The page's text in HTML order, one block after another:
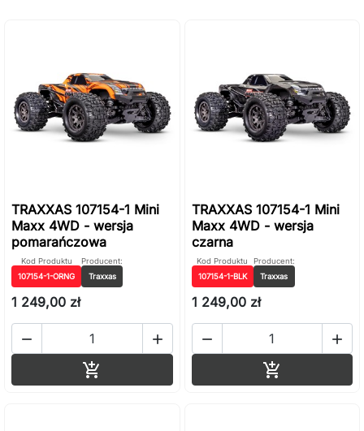
TRAXXAS 107154-1 Mini
Maxx 4WD - wersja
pomarańczowa
Kod Produktu
107154-1-ORNG
Producent:
Traxxas
1 249,00 zł
 

TRAXXAS 107154-1 Mini
Maxx 4WD - wersja
czarna
Kod Produktu
107154-1-BLK
Producent:
Traxxas
1 249,00 zł
 
